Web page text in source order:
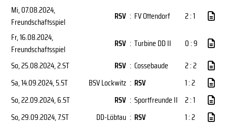
Mi, 07.08.2024,
Freundschaftsspiel
RSV : FV Ottendorf
2 : 1
Fr, 16.08.2024,
Freundschaftsspiel
RSV : Turbine DD II
0 : 9
So, 25.08.2024, 2.ST RSV : Cossebaude
2 : 2
Sa, 14.09.2024, 5.ST BSV Lockwitz : RSV
1 : 2
So, 22.09.2024, 6.ST RSV : Sportfreunde II 2 : 1
So, 29.09.2024, 7.ST DD-Löbtau : RSV
1 : 2